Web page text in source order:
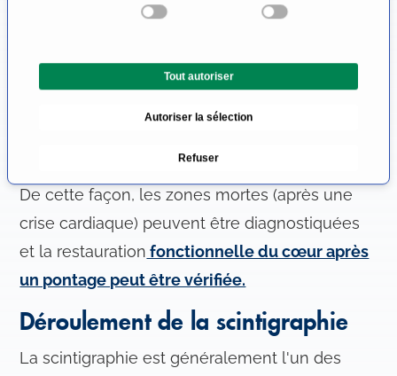
o
s
e
t
m
e
Tout autoriser
Autoriser la sélection
Refuser
sert, par exemple, à exclure une constriction
La scintigraphie est fréquemment utilisée dans
les examens cardiaques. La circulation
être représentée au repos et en mouvement.
De cette façon, les zones mortes (après une
crise cardiaque) peuvent être diagnostiquées
et la restauration fonctionnelle du cœur après
un pontage peut être vérifiée.
Déroulement de la scintigraphie
La scintigraphie est généralement l'un des